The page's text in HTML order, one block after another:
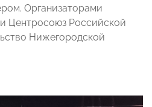
Организаторами
Центросоюз Российской
Нижегородской